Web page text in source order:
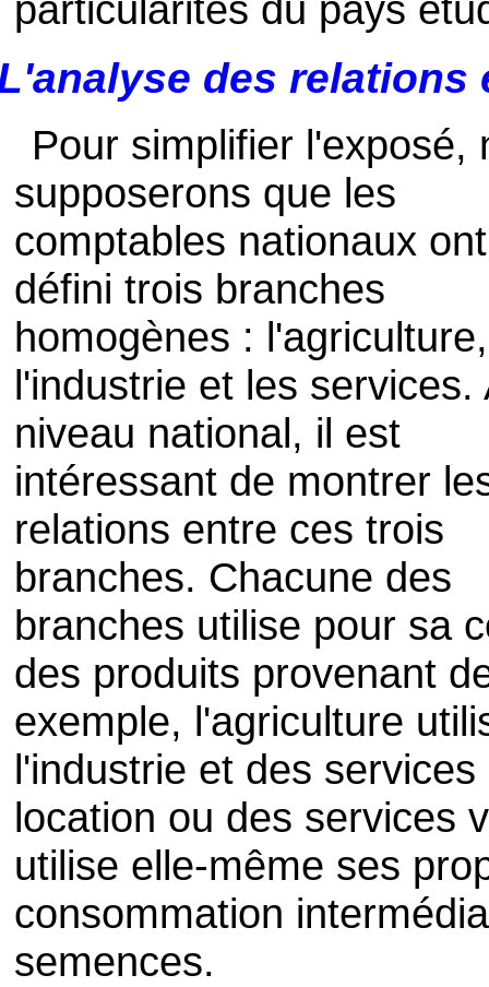
particularités du pays
des relations
Pour simplifier l'exposé,
supposerons que les
comptables nationaux ont
défini trois branches
homogènes : l'agriculture,
l'industrie et les services.
niveau national, il est
intéressant de montrer
relations entre ces trois
branches. Chacune des
branches utilise pour sa
des produits provenant
exemple, l'agriculture
l'industrie et des
location ou des services
utilise elle-même ses
consommation
semences.